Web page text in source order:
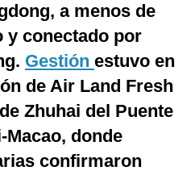
a menos de
y conectado por
Gestión estuvo en
de Air Land Fresh
Zhuhai del Puente
Macao, donde
confirmaron